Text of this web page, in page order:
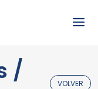
/
VOLVER